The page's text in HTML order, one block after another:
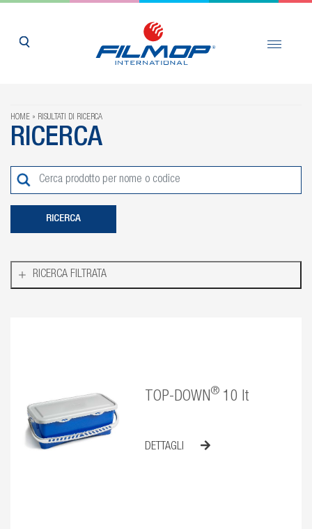
HOME RISULTATI DI RICERCA
RICERCA
RICERCA FILTRATA
TOP-DOWN®10 lt
DETTAGLI